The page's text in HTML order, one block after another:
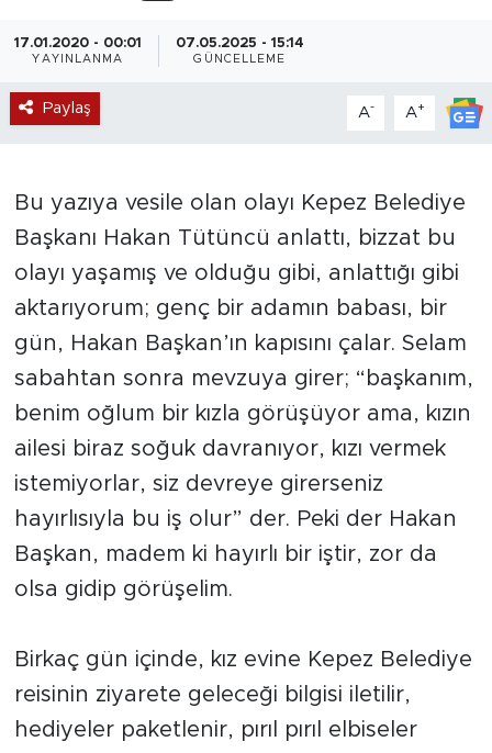
17.01.2020 - 00:01
YAYINLANMA
07.05.2025 - 15:14
GÜNCELLEME
Paylaş A- A+
Bu yazıya vesile olan olayı Kepez Belediye
Başkanı Hakan Tütüncü anlattı, bizzat bu
olayı yaşamış ve olduğu gibi, anlattığı gibi
aktarıyorum; genç bir adamın babası, bir
gün, Hakan Başkan’ın kapısını çalar. Selam
sabahtan sonra mevzuya girer; “başkanım,
benim oğlum bir kızla görüşüyor ama, kızın
ailesi biraz soğuk davranıyor, kızı vermek
istemiyorlar, siz devreye girerseniz
hayırlısıyla bu iş olur” der. Peki der Hakan
Başkan, madem ki hayırlı bir iştir, zor da
olsa gidip görüşelim.
Birkaç gün içinde, kız evine Kepez Belediye
reisinin ziyarete geleceği bilgisi iletilir,
hediyeler paketlenir, pırıl pırıl elbiseler
Magazin
Özel Haber
Resmi İlanlar
Spor
Turizm